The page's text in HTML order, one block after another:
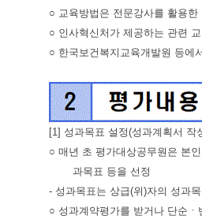
○ 교육방법은 전문강사를 활용
○ 인사혁신처가 제공하는 관련
○ 한국보건복지교육개발원 등에
[1] 성과목표 설정(성과계획서 작
○ 매년 초 평가대상공무원은 본
과목표 등을 선정
- 성과목표는 상급(위)자의 성과
○ 성과계약평가를 받거나 단순